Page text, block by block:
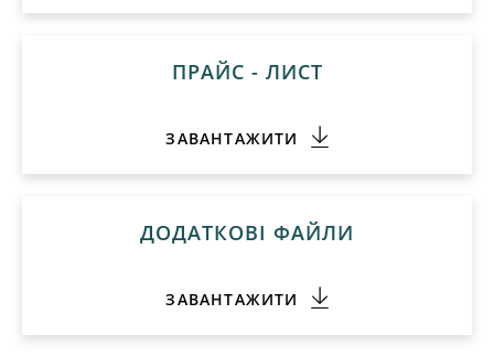
ПРАЙС - ЛИСТ
ЗАВАНТАЖИТИ
ДОДАТКОВІ ФАЙЛИ
ЗАВАНТАЖИТИ